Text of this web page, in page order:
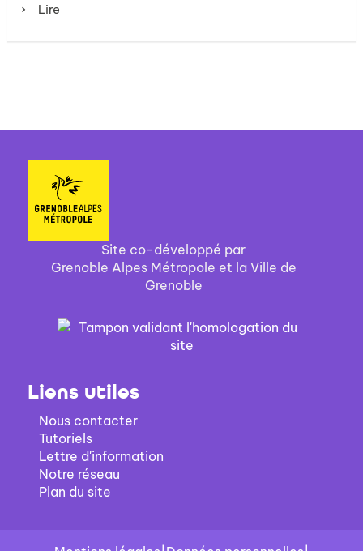
Lire
Site co-développé par
Grenoble Alpes Métropole et la Ville de
Grenoble
Liens utiles
Nous contacter
Tutoriels
Lettre d'information
Notre réseau
Plan du site